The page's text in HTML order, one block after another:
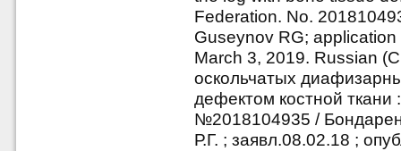
Federation. No.
Guseynov RG;
March 3, 2019. Russian
оскольчатых
дефектом костной
№2018104935 /
Р.Г. ; заявл.08.02.18 ;